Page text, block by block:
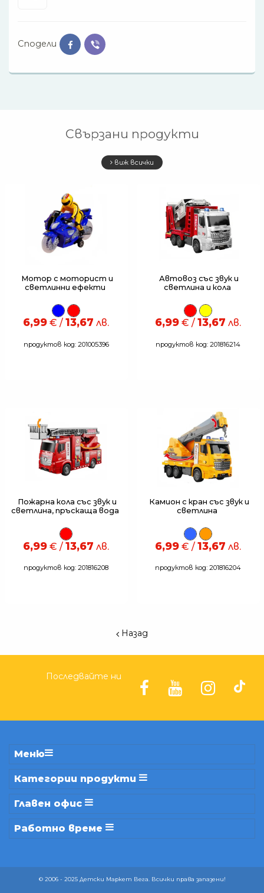
Сподели
Свързани продукти
виж всички
Мотор с моторист и
светлинни ефекти
6,99 € / 13,67 лв.
продуктов код: 201005396
Автовоз със звук и
светлина и кола
6,99 € / 13,67 лв.
продуктов код: 201816214
Пожарна кола със звук и
светлина, пръскаща вода
6,99 € / 13,67 лв.
продуктов код: 201816208
Камион с кран със звук и
светлина
6,99 € / 13,67 лв.
продуктов код: 201816204
Назад
Последвайте ни
Меню
Категории продукти
Главен офис
Работно време
© 2006 - 2025 Детски Маркет Вега. Всички права запазени!